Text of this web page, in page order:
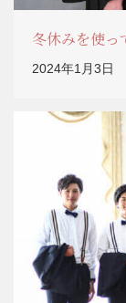
冬休みを使っ
2024年1月3日